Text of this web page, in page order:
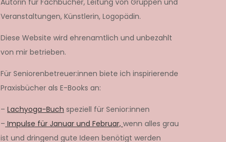
Veranstaltungen, Künstlerin, Logopädin.
Diese Website wird ehrenamtlich und unbezahlt
von mir betrieben.
Für Seniorenbetreuer:innen biete ich inspirierende
Praxisbücher als E-Books an:
– Lachyoga-Buch speziell für Senior:innen
– Impulse für Januar und Februar, wenn alles grau
ist und dringend gute Ideen benötigt werden